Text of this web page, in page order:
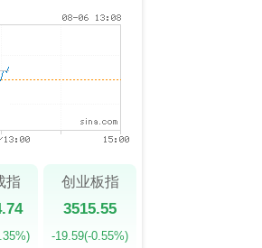
指 创业板指
3515.55
-19.59(-0.55%)